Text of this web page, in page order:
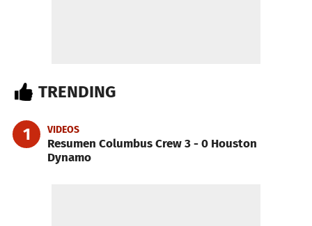
TRENDING
1 VIDEOS
Resumen Columbus Crew 3 - 0 Houston
Dynamo